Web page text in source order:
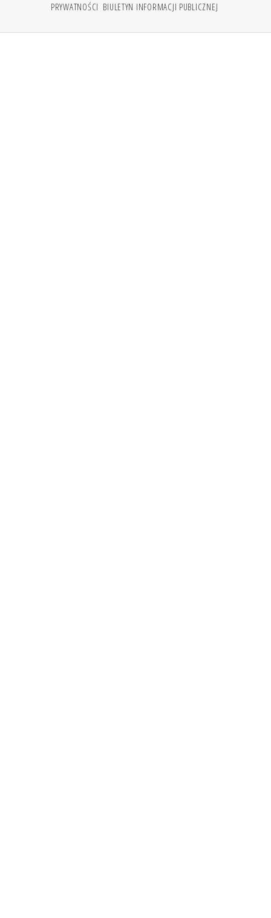
PRYWATNOŚCI BIULETYN INFORMACJI PUBLICZNEJ